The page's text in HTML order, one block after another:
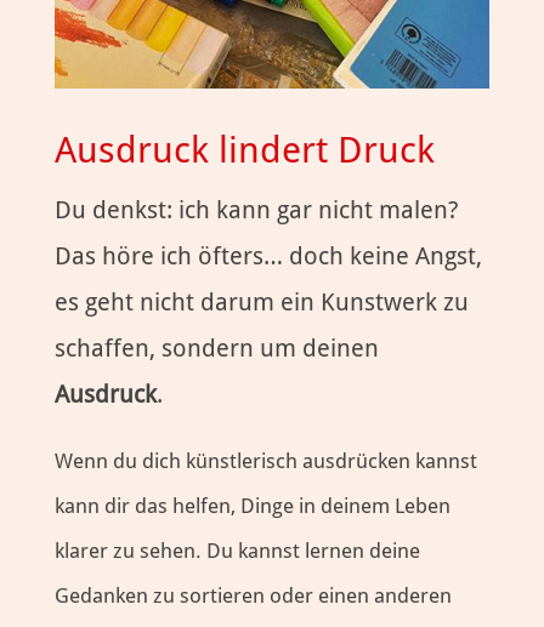
Ausdruck lindert Druck
Du denkst: ich kann gar nicht malen?
Das höre ich öfters… doch keine Angst,
es geht nicht darum ein Kunstwerk zu
schaffen, sondern um deinen
Ausdruck.
Wenn du dich künstlerisch ausdrücken kannst
kann dir das helfen, Dinge in deinem Leben
klarer zu sehen. Du kannst lernen deine
Gedanken zu sortieren oder einen anderen